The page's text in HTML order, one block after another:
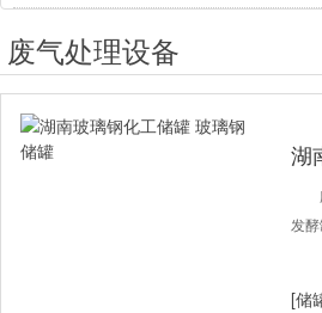
废气处理设备
湖
发
[储